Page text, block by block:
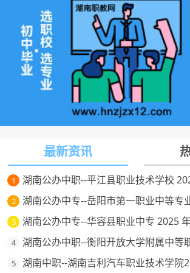
最新资讯
1
2
3 湖南公办中专--华容县职业中专 2025
4
5